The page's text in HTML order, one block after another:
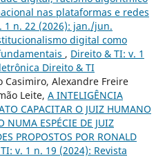
nas plataformas e redes
1 n. 22 (2026): jan./jun.
digital como
, Direito & TI: v. 1
Direito & TI
Casimiro, Alexandre Freire
Leite, A INTELIGÊNCIA
CAPACITAR O JUIZ HUMANO
NUMA ESPÉCIE DE JUIZ
PROPOSTOS POR RONALD
v. 1 n. 19 (2024): Revista